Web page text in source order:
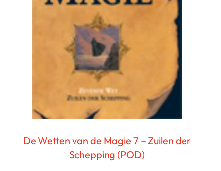
De Wetten van de Magie 7 – Zuilen der
Schepping (POD)